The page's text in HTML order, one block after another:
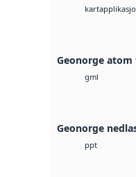
Geonorge atom
gml
Geonorge
ppt